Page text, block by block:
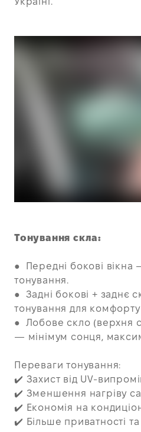
Україні.
Тонування скла:
●
Передні бокові
тонування.
● Задні бокові + заднє
тонування для комфорту
● Лобове скло (верхня
— мінімум сонця,
Переваги тонування:
✔️ Захист від UV-
✔️ Зменшення нагріву
✔️ Економія на
✔️ Більше приватності